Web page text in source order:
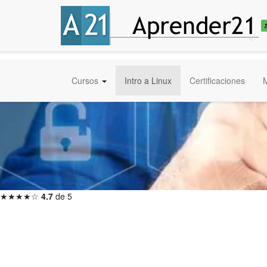
Cursos Intro a Linux Certificaciones
★★★★☆ 4.7 de 5